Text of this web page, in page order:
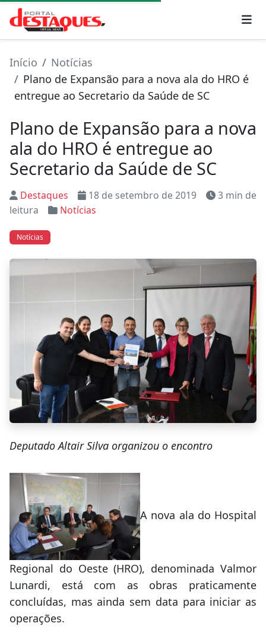
Início
Notícias
Plano de Expansão para a nova ala do HRO é
entregue ao Secretario da Saúde de SC
Plano de Expansão para a nova
ala do HRO é entregue ao
Secretario da Saúde de SC
Destaques 18 de setembro de 2019
3 min de
leitura
Notícias
Notícias
Deputado Altair Silva organizou o encontro
A nova ala do Hospital
Regional do Oeste (HRO), denominada Valmor
Lunardi, está com as obras praticamente
concluídas, mas ainda sem data para iniciar as
operações.